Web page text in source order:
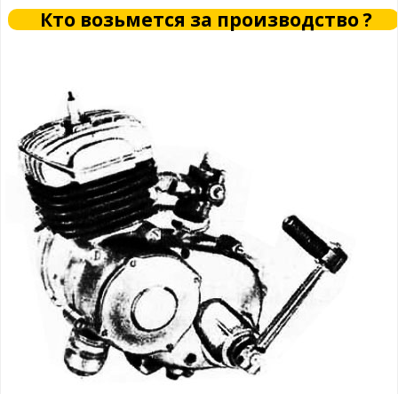
Кто возьмется за производство ?